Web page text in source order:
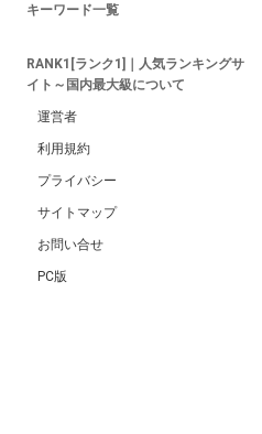
キーワード一覧
RANK1[ランク1]｜人気ランキングサ
イト～国内最大級について
運営者
利用規約
プライバシー
サイトマップ
お問い合せ
PC版